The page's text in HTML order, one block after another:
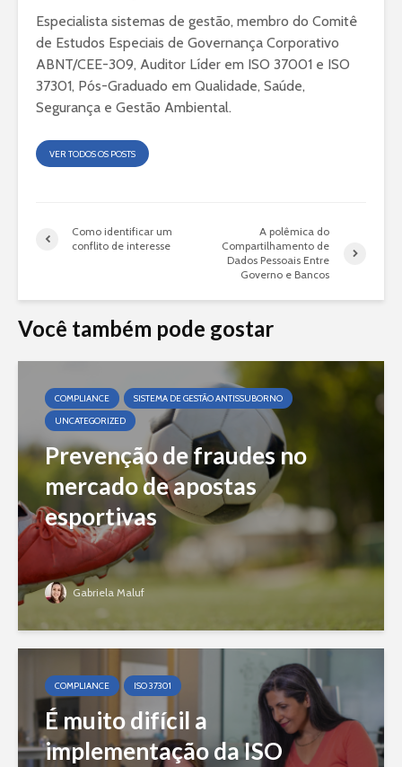
Especialista sistemas de gestão, membro do Comitê
de Estudos Especiais de Governança Corporativo
ABNT/CEE-309, Auditor Líder em ISO 37001 e ISO
37301, Pós-Graduado em Qualidade, Saúde,
Segurança e Gestão Ambiental.
VER TODOS OS POSTS
Como identificar um
conflito de interesse
A polêmica do
Compartilhamento de
Dados Pessoais Entre
Governo e Bancos
Você também pode gostar
COMPLIANCE
SISTEMA DE GESTÃO ANTISSUBORNO
UNCATEGORIZED
Prevenção de fraudes no
mercado de apostas
esportivas
Gabriela Maluf
COMPLIANCE ISO 37301
É muito difícil a
implementação da ISO